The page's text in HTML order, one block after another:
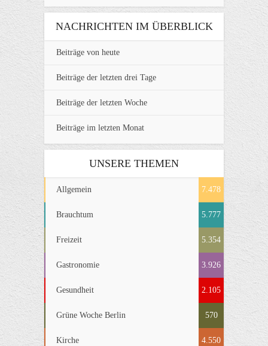
NACHRICHTEN IM ÜBERBLICK
Beiträge von heute
Beiträge der letzten drei Tage
Beiträge der letzten Woche
Beiträge im letzten Monat
UNSERE THEMEN
Allgemein 7.478
Brauchtum 5.777
Freizeit 5.354
Gastronomie 3.926
Gesundheit 2.105
Grüne Woche Berlin 570
Kirche 4.550